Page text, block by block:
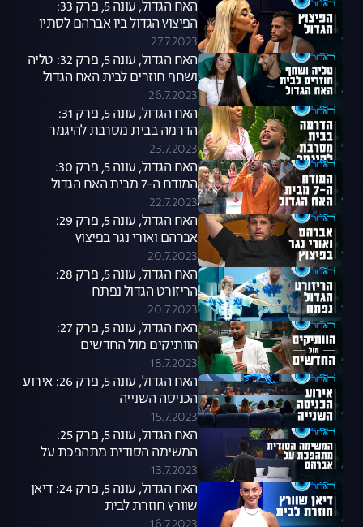
האח הגדול, עונה 5, פרק 33:
הפיצוץ הגדול בין אברהם לסתיו
27.7.2023
האח הגדול, עונה 5, פרק 32: טליה
ושחף חוזרים לבית האח הגדול
26.7.2023
האח הגדול, עונה 5, פרק 31:
הדרמה בבית מסרבת להיגמר
23.7.2023
האח הגדול, עונה 5, פרק 30:
המודח ה-7 מבית האח הגדול
22.7.2023
האח הגדול, עונה 5, פרק 29:
אברהם ואורי נגר בפיצוץ
20.7.2023
האח הגדול, עונה 5, פרק 28:
הריזורט הגדול נפתח
20.7.2023
האח הגדול, עונה 5, פרק 27:
הוותיקים מול החדשים
18.7.2023
האח הגדול, עונה 5, פרק 26: אירוע
הכניסה השנייה
15.7.2023
האח הגדול, עונה 5, פרק 25:
המשימה הסודית מתהפכת על
אברהם
13.7.2023
האח הגדול, עונה 5, פרק 24: דיאן
שוורץ חוזרת לבית